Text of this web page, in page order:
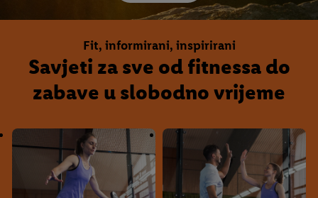
Fit, informirani, inspirirani
Savjeti za sve od fitnessa do
zabave u slobodno vrijeme